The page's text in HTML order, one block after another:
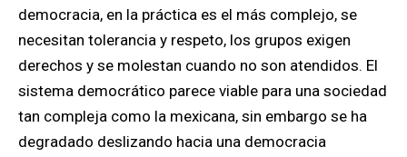
democracia, en la práctica es el más complejo, se
necesitan tolerancia y respeto, los grupos exigen
derechos y se molestan cuando no son atendidos. El
sistema democrático parece viable para una sociedad
tan compleja como la mexicana, sin embargo se ha
degradado deslizando hacia una democracia